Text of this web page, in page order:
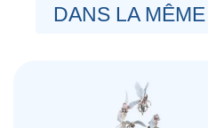
DANS LA